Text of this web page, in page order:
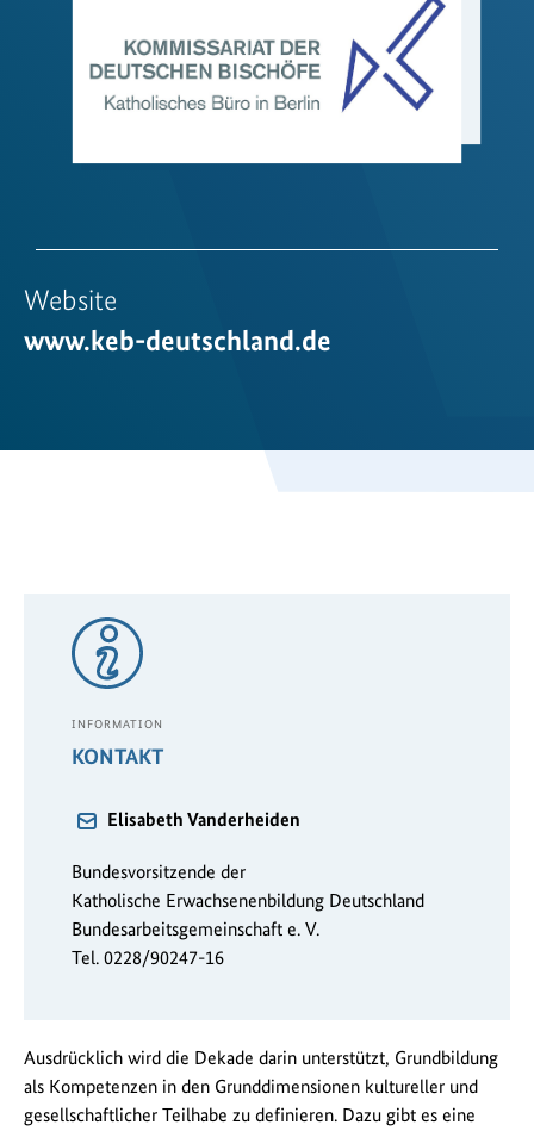
Website
www.keb-deutschland.de
INFORMATION
KONTAKT
Elisabeth Vanderheiden
Bundesvorsitzende der
Katholische Erwachsenenbildung Deutschland
Bundesarbeitsgemeinschaft e. V.
Tel. 0228/90247-16
Ausdrücklich wird die Dekade darin unterstützt, Grundbildung
als Kompetenzen in den Grunddimensionen kultureller und
gesellschaftlicher Teilhabe zu definieren. Dazu gibt es eine